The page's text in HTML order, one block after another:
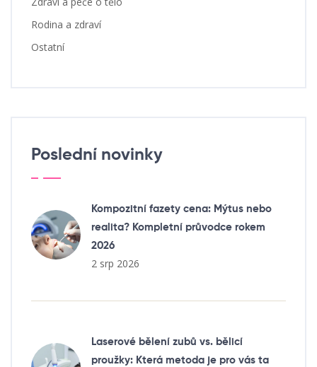
Rodina a zdraví
Ostatní
Poslední novinky
Kompozitní fazety cena: Mýtus nebo
realita? Kompletní průvodce rokem
2026
2 srp 2026
Laserové bělení zubů vs. bělicí
proužky: Která metoda je pro vás ta